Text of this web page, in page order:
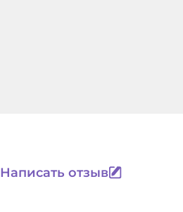
Написать отзыв